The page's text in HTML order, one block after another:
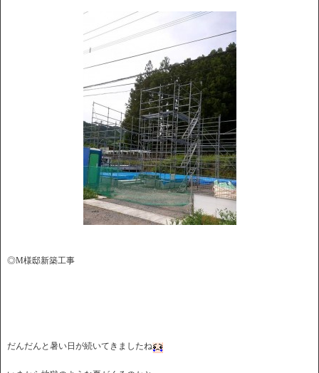
◎M様邸新築工事
だんだんと暑い日が続いてきましたね